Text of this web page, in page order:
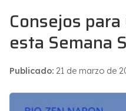
Consejos
esta Semana
Publicado: 21 de marzo de